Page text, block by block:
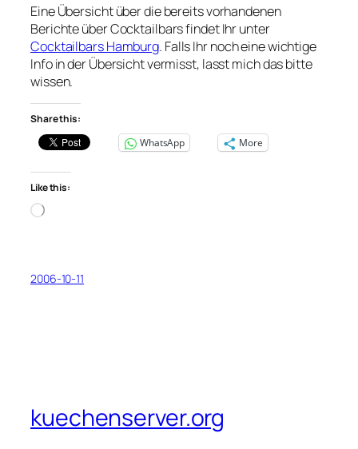
Eine Übersicht über die bereits vorhandenen
Berichte über Cocktailbars findet Ihr unter
Cocktailbars Hamburg. Falls Ihr noch eine wichtige
Info in der Übersicht vermisst, lasst mich das bitte
wissen.
Share this:
WhatsApp
More
Like this:
Loading…
2006-10-11
kuechenserver.org